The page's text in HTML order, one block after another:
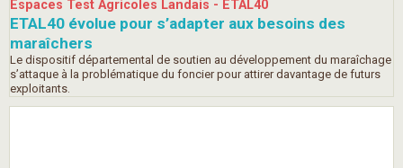
Espaces Test Agricoles Landais - ETAL40
ETAL40 évolue pour s’adapter aux besoins des
maraîchers
Le dispositif départemental de soutien au développement du maraîchage
s’attaque à la problématique du foncier pour attirer davantage de futurs
exploitants.